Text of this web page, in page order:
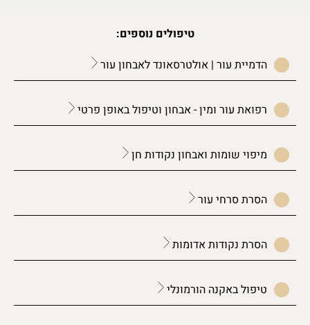
טיפולים נוספים:
הדמיית עור | אולטרסאונד לאבחון עור
רפואת עור ומין - אבחון וטיפול באופן פרטי
מיפוי שומות ואבחון נקודות חן
הסרת סרחי עור
הסרת נקודות אדומות
טיפול באקנה הורמונלי